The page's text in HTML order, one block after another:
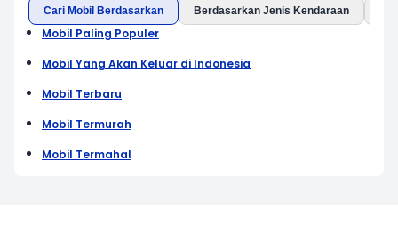
Cari Mobil Berdasarkan Berdasarkan Jenis Kendaraan
Mobil Paling Populer
Mobil Yang Akan Keluar di Indonesia
Mobil Terbaru
Mobil Termurah
Mobil Termahal